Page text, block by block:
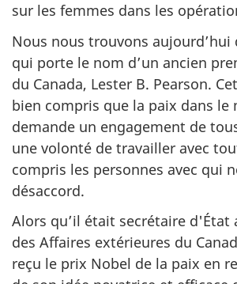
sur les femmes dans les
Nous nous trouvons aujourd’hui
qui porte le nom d’un ancien
du Canada, Lester B. Pearson.
bien compris que la paix dans le
demande un engagement de
une volonté de travailler avec
compris les personnes avec qui
désaccord.
Alors qu’il était secrétaire d'État
des Affaires extérieures du
reçu le prix Nobel de la paix en